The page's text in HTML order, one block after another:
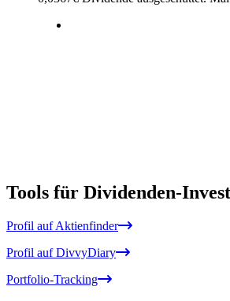
Tools für Dividenden-
Profil auf Aktienfinder
Profil auf DivvyDiary
Portfolio-Tracking